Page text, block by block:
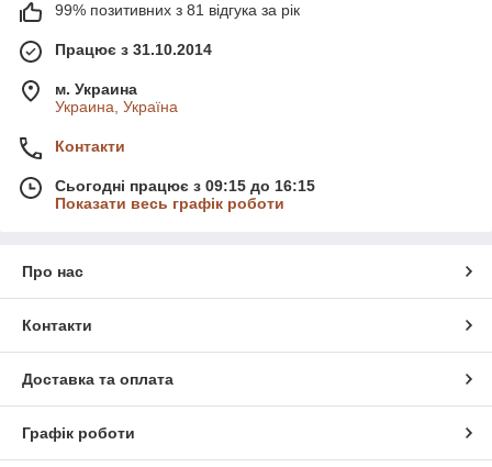
99% позитивних з 81 відгука за рік
Працює з 31.10.2014
м. Украина
Украина, Україна
Контакти
Сьогодні працює з 09:15 до 16:15
Показати весь графік роботи
Про нас
Контакти
Доставка та оплата
Графік роботи